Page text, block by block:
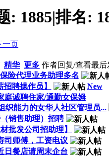
: 1885|排名:
一页
精华 更多 作者回复/查看最后
险代理业务助理多名
招聘操作员】
New
庭诚聘住家/通勤女保姆
织能力的女华人社区管理员...
销售助理）招聘
批发公司招助理】
司师傅，工资电议
日餐店请周末企台